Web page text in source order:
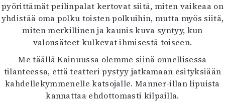
pyörittämät peilinpalat kertovat siitä, miten vaikeaa on
yhdistää oma polku toisten polkuihin, mutta myös siitä,
miten merkillinen ja kaunis kuva syntyy, kun
valonsäteet kulkevat ihmisestä toiseen.
Me täällä Kainuussa olemme siinä onnellisessa
tilanteessa, että teatteri pystyy jatkamaan esityksiään
kahdellekymmenelle katsojalle. Manner-illan lipuista
kannattaa ehdottomasti kilpailla.